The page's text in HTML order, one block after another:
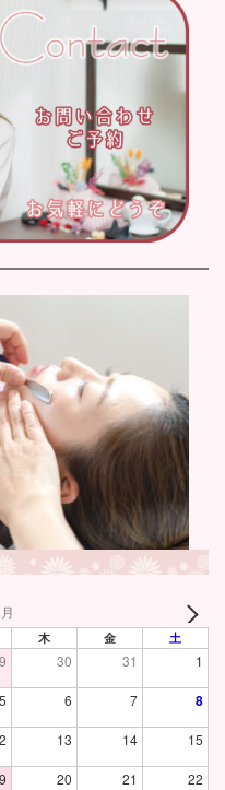
木 金 土
30 31 1
5 6 7 8
13 14 15
20 21 22